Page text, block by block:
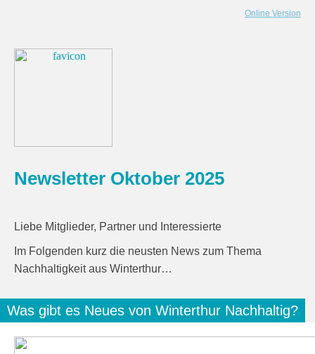
Online Version
Newsletter Oktober 2025
Liebe Mitglieder, Partner und Interessierte
Im Folgenden kurz die neusten News zum Thema
Nachhaltigkeit aus Winterthur…
Was gibt es Neues von Winterthur Nachhaltig?